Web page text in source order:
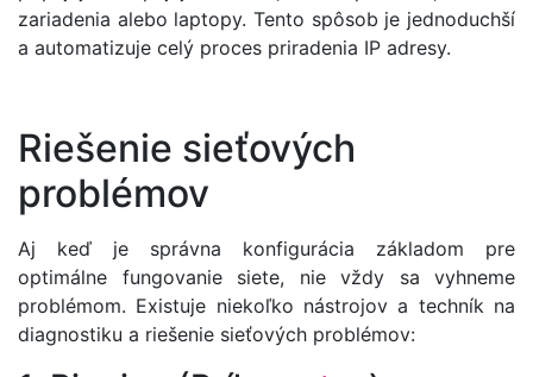
zariadenia alebo laptopy. Tento spôsob je jednoduchší
a automatizuje celý proces priradenia IP adresy.
Riešenie sieťových
problémov
Aj keď je správna konfigurácia základom pre
optimálne fungovanie siete, nie vždy sa vyhneme
problémom. Existuje niekoľko nástrojov a techník na
diagnostiku a riešenie sieťových problémov: